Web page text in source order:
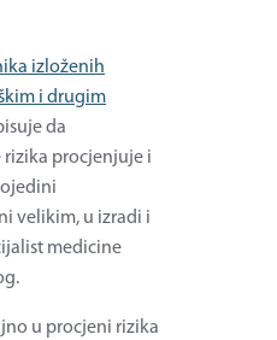
izloženih
i drugim
da
rizika procjenjuje i
velikim, u izradi i
medicine
u procjeni rizika